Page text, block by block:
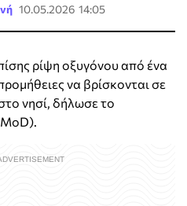
10.05.2026 14:05
ρίψη οξυγόνου από ένα
να βρίσκονται σε
νησί, δήλωσε το